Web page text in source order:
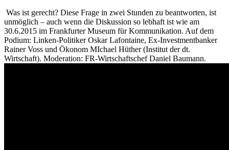
Was ist gerecht? Diese Frage in zwei Stunden zu beantworten, ist
unmöglich – auch wenn die Diskussion so lebhaft ist wie am
30.6.2015 im Frankfurter Museum für Kommunikation. Auf dem
Podium: Linken-Politiker Oskar Lafontaine, Ex-Investmentbanker
Rainer Voss und Ökonom MIchael Hüther (Institut der dt.
Wirtschaft). Moderation: FR-Wirtschaftschef Daniel Baumann.